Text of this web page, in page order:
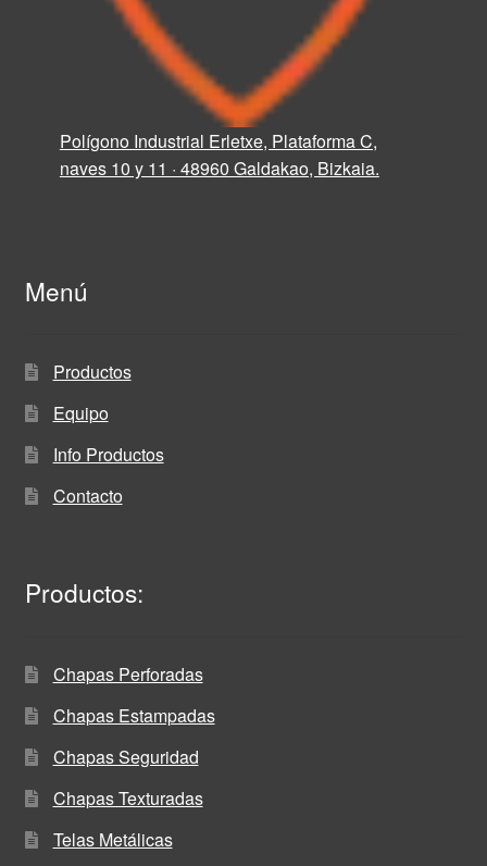
Polígono Industrial Erletxe, Plataforma C,
naves 10 y 11 · 48960 Galdakao, Bizkaia.
Menú
Productos
Equipo
Info Productos
Contacto
Productos:
Chapas Perforadas
Chapas Estampadas
Chapas Seguridad
Chapas Texturadas
Telas Metálicas